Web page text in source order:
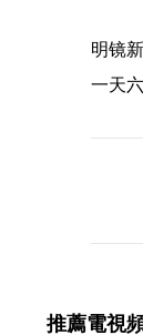
明镜
一天
n
推薦電視